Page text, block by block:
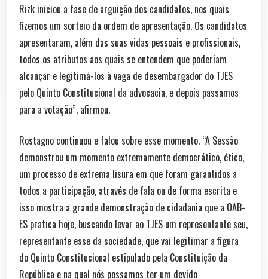
Rizk iniciou a fase de arguição dos candidatos, nos quais
fizemos um sorteio da ordem de apresentação. Os candidatos
apresentaram, além das suas vidas pessoais e profissionais,
todos os atributos aos quais se entendem que poderiam
alcançar e legitimá-los à vaga de desembargador do TJES
pelo Quinto Constitucional da advocacia, e depois passamos
para a votação”, afirmou.
Rostagno continuou e falou sobre esse momento. “A Sessão
demonstrou um momento extremamente democrático, ético,
um processo de extrema lisura em que foram garantidos a
todos a participação, através de fala ou de forma escrita e
isso mostra a grande demonstração de cidadania que a OAB-
ES pratica hoje, buscando levar ao TJES um representante seu,
representante esse da sociedade, que vai legitimar a figura
do Quinto Constitucional estipulado pela Constituição da
República e na qual nós possamos ter um devido